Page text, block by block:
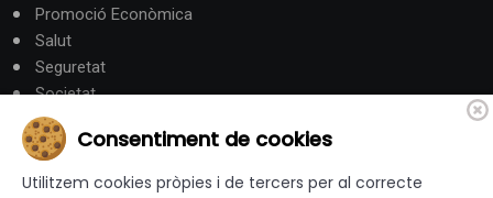
Promoció Econòmica
Salut
Seguretat
Societat
Turisme
Altres Canals
Consentiment de cookies
Utilitzem cookies pròpies i de tercers per al correcte